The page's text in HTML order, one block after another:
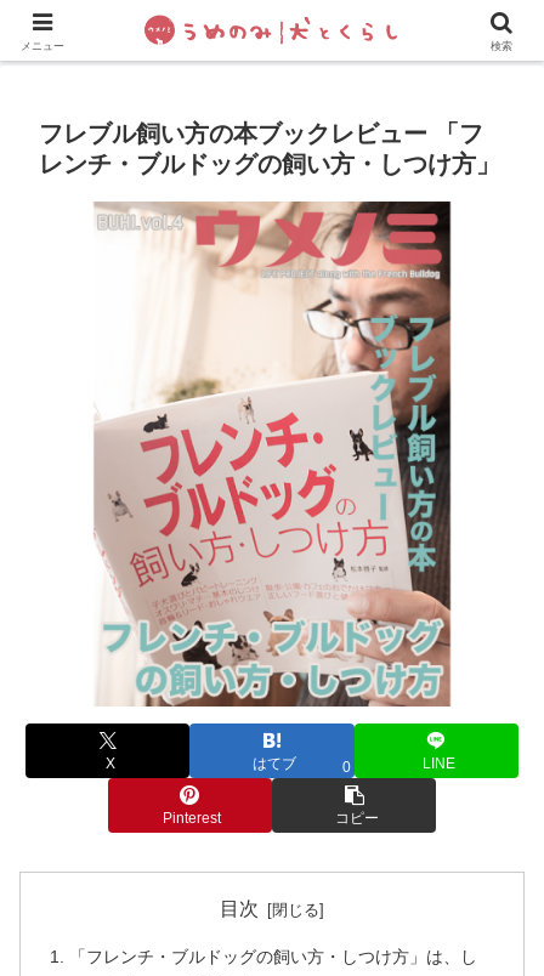
犬の手作りご飯 フレブル飼い方・しつけ ペットグッズ&
フレブル飼い方の本ブックレビュー 「フ
レンチ・ブルドッグの飼い方・しつけ方」
X はてブ 0 LINE
Pinterest コピー
目次
「フレンチ・ブルドッグの飼い方・しつけ方」は、し
メニュー 検索